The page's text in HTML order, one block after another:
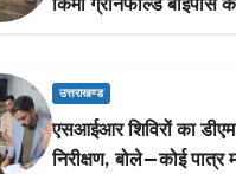
किया निरीक्षण…
उत्तराखण्ड
एसआईआर शिविरों का
निरीक्षण, बोले—कोई पात्र